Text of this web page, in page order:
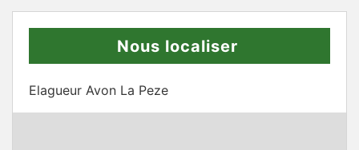
Nous localiser
Elagueur Avon La Peze